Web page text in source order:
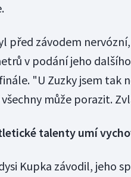
před závodem
v podání jeho
"U Zuzky jsem tak
všechny může porazit.
talenty umí
Kupka závodil, jeho